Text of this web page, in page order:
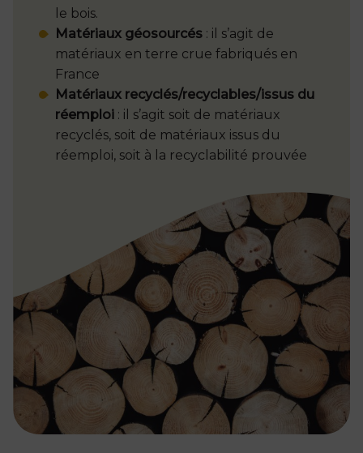
le bois.
Matériaux géosourcés : il s’agit de
matériaux en terre crue fabriqués en
France
Matériaux recyclés/recyclables/issus du
réemploi : il s’agit soit de matériaux
recyclés, soit de matériaux issus du
réemploi, soit à la recyclabilité prouvée